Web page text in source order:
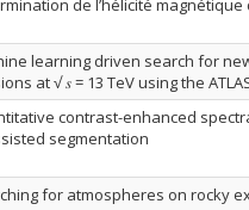
de l’hélicité
learning driven search for
at √ 𝑠 = 13 TeV using the
contrast-enhanced
segmentation
for atmospheres on rocky